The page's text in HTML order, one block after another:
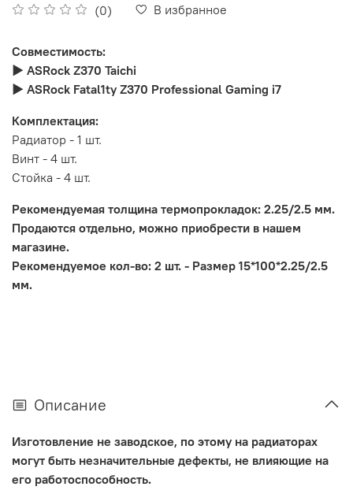
(0) В избранное
Совместимость:
► ASRock Z370 Taichi
► ASRock Fatal1ty Z370 Professional Gaming i7
Комплектация:
Радиатор - 1 шт.
Винт - 4 шт.
Стойка - 4 шт.
Рекомендуемая толщина термопрокладок: 2.25/2.5 мм.
Продаются отдельно, можно приобрести в нашем
магазине.
Рекомендуемое кол-во: 2 шт. - Размер 15*100*2.25/2.5
мм.
Описание
Изготовление не заводское, по этому на радиаторах
могут быть незначительные дефекты, не влияющие на
его работоспособность.